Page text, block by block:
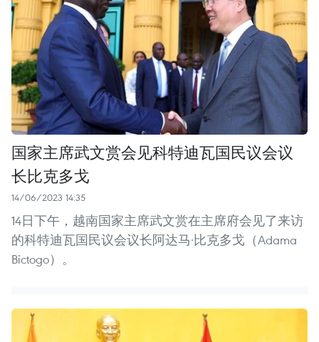
国家主席武文赏会见科特迪瓦国民议会议
长比克多戈
14/06/2023 14:35
14日下午，越南国家主席武文赏在主席府会见了来访
的科特迪瓦国民议会议长阿达马·比克多戈（Adama
Bictogo）。